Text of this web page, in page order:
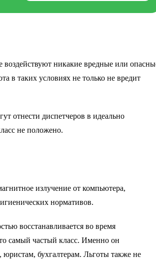
никакие вредные или
в таких условиях не только не вредит
отнести диспетчеров в идеально
не положено.
излучение от компьютера,
нормативов.
восстанавливается во время
самый частый класс. Именно он
бухгалтерам. Льготы также не